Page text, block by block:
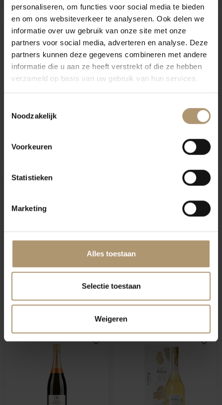
personaliseren, om functies voor social media te bieden
en om ons websiteverkeer te analyseren. Ook delen we
informatie over uw gebruik van onze site met onze
partners voor social media, adverteren en analyse. Deze
partners kunnen deze gegevens combineren met andere
informatie die u aan ze heeft verstrekt of die ze hebben
verzameld op basis van uw gebruik van hun services.
Noodzakelijk
Voorkeuren
Statistieken
Marketing
Alles toestaan
Selectie toestaan
Weigeren
Ayala Le Blanc de Blancs
A/18 Extra Brut (in luxe
geschenkdoos)